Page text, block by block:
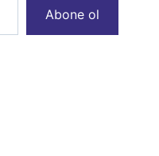
Abone ol